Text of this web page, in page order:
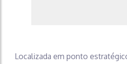
Localizada em ponto